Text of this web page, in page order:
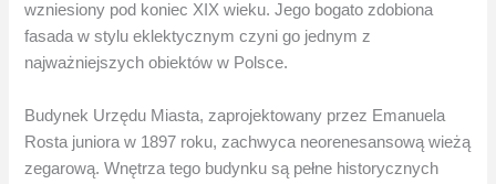
wzniesiony pod koniec XIX wieku. Jego bogato zdobiona
fasada w stylu eklektycznym czyni go jednym z
najważniejszych obiektów w Polsce.
Budynek Urzędu Miasta, zaprojektowany przez Emanuela
Rosta juniora w 1897 roku, zachwyca neorenesansową wieżą
zegarową. Wnętrza tego budynku są pełne historycznych